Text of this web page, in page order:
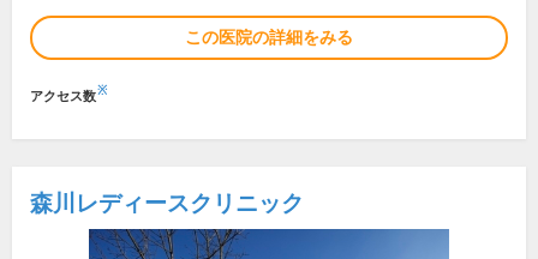
この医院の詳細をみる
アクセス数※
森川レディースクリニック